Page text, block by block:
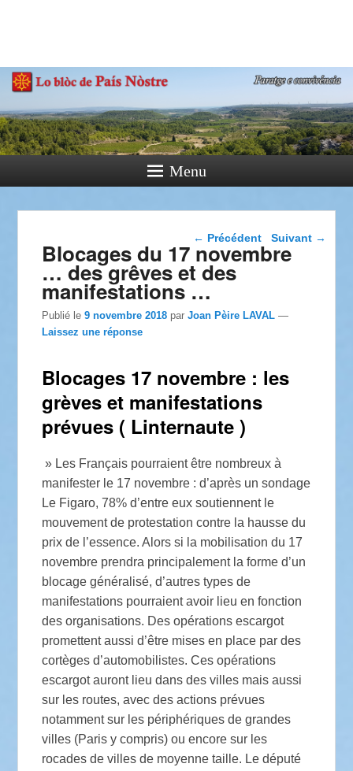
Paratge e Convivència
Menu
Navigation dans les
articles
← Précédent Suivant →
Blocages du 17 novembre
… des grêves et des
manifestations …
Publié le9 novembre 2018 parJoan Pèire LAVAL —
Laissez une réponse
Blocages 17 novembre : les
grèves et manifestations
prévues ( Linternaute )
» Les Français pourraient être nombreux à
manifester le 17 novembre : d’après un sondage
Le Figaro, 78% d’entre eux soutiennent le
mouvement de protestation contre la hausse du
prix de l’essence. Alors si la mobilisation du 17
novembre prendra principalement la forme d’un
blocage généralisé, d’autres types de
manifestations pourraient avoir lieu en fonction
des organisations. Des opérations escargot
promettent aussi d’être mises en place par des
cortèges d’automobilistes. Ces opérations
escargot auront lieu dans des villes mais aussi
sur les routes, avec des actions prévues
notamment sur les périphériques de grandes
villes (Paris y compris) ou encore sur les
rocades de villes de moyenne taille. Le député